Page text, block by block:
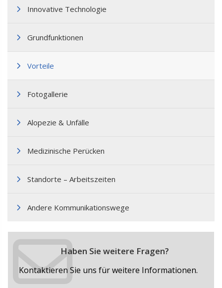
Innovative Technologie
Grundfunktionen
Vorteile
Fotogallerie
Alopezie & Unfälle
Medizinische Perücken
Standorte – Arbeitszeiten
Andere Kommunikationswege
Haben Sie weitere Fragen?
Kontaktieren Sie uns für weitere Informationen.